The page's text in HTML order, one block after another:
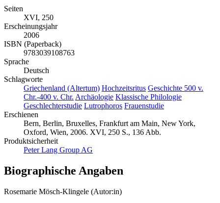
Seiten
XVI, 250
Erscheinungsjahr
2006
ISBN (Paperback)
9783039108763
Sprache
Deutsch
Schlagworte
Griechenland (Altertum) Hochzeitsritus Geschichte 500 v.
Chr.-400 v. Chr. Archäologie Klassische Philologie
Geschlechterstudie Lutrophoros Frauenstudie
Erschienen
Bern, Berlin, Bruxelles, Frankfurt am Main, New York,
Oxford, Wien, 2006. XVI, 250 S., 136 Abb.
Produktsicherheit
Peter Lang Group AG
Biographische Angaben
Rosemarie Mösch-Klingele (Autor:in)